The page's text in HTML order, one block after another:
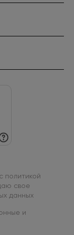
политикой
свое
данных
и